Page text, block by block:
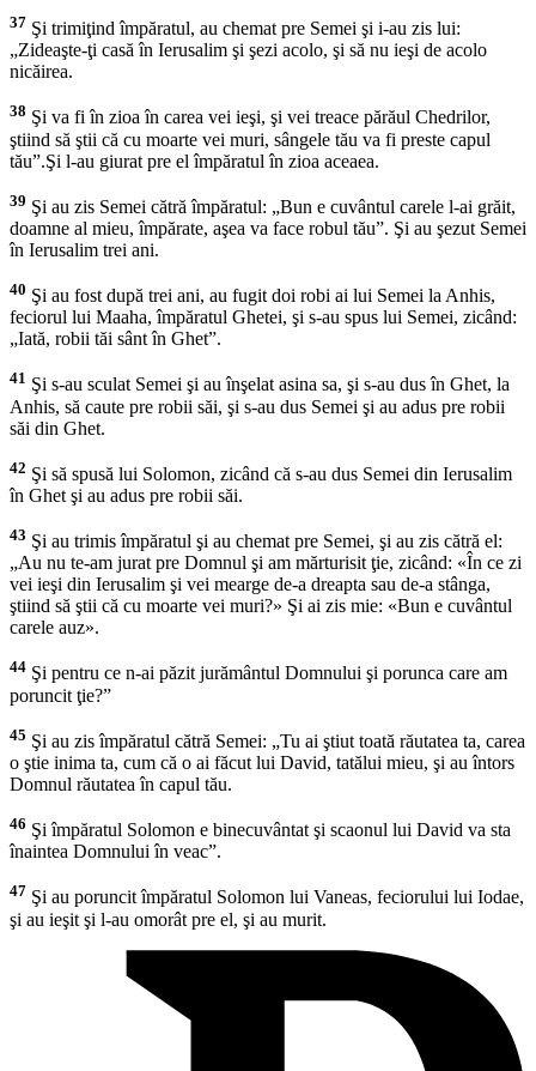
37 Şi trimiţind împăratul, au chemat pre Semei şi i-au zis lui:
„Zideaşte-ţi casă în Ierusalim şi şezi acolo, şi să nu ieşi de acolo
nicăirea.
38 Şi va fi în zioa în carea vei ieşi, şi vei treace părăul Chedrilor,
ştiind să ştii că cu moarte vei muri, sângele tău va fi preste capul
tău”.Şi l-au giurat pre el împăratul în zioa aceaea.
39 Şi au zis Semei cătră împăratul: „Bun e cuvântul carele l-ai grăit,
doamne al mieu, împărate, aşea va face robul tău”. Şi au şezut Semei
în Ierusalim trei ani.
40 Şi au fost după trei ani, au fugit doi robi ai lui Semei la Anhis,
feciorul lui Maaha, împăratul Ghetei, şi s-au spus lui Semei, zicând:
„Iată, robii tăi sânt în Ghet”.
41 Şi s-au sculat Semei şi au înşelat asina sa, şi s-au dus în Ghet, la
Anhis, să caute pre robii săi, şi s-au dus Semei şi au adus pre robii
săi din Ghet.
42 Şi să spusă lui Solomon, zicând că s-au dus Semei din Ierusalim
în Ghet şi au adus pre robii săi.
43 Şi au trimis împăratul şi au chemat pre Semei, şi au zis cătră el:
„Au nu te-am jurat pre Domnul şi am mărturisit ţie, zicând: «În ce zi
vei ieşi din Ierusalim şi vei mearge de-a dreapta sau de-a stânga,
ştiind să ştii că cu moarte vei muri?» Şi ai zis mie: «Bun e cuvântul
carele auz».
44 Şi pentru ce n-ai păzit jurământul Domnului şi porunca care am
poruncit ţie?”
45 Şi au zis împăratul cătră Semei: „Tu ai ştiut toată răutatea ta, carea
o ştie inima ta, cum că o ai făcut lui David, tatălui mieu, şi au întors
Domnul răutatea în capul tău.
46 Şi împăratul Solomon e binecuvântat şi scaonul lui David va sta
înaintea Domnului în veac”.
47 Şi au poruncit împăratul Solomon lui Vaneas, feciorului lui Iodae,
şi au ieşit şi l-au omorât pre el, şi au murit.